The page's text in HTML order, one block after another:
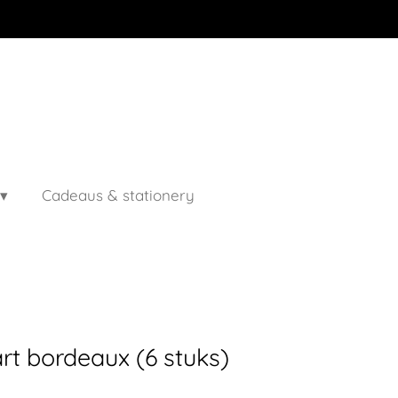
Cadeaus & stationery
bordeaux (6 stuks)